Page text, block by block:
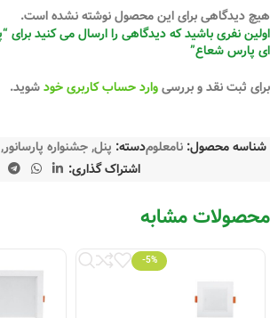
هیچ دیدگاهی برای این محصول نوشته نشده است.
ای پارس شعاع”
برای ثبت نقد و بررسیوارد حساب کاربری خودشوید.
شناسه محصول: نامعلومدسته: پنل,جشنواره پارسانور,
اشتراک گذاری:
محصولات مشابه
-5%